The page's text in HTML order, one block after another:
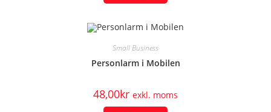
Small Business
Personlarm i Mobilen
48,00kr exkl. moms